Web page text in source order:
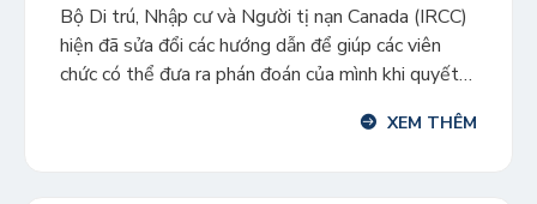
Bộ Di trú, Nhập cư và Người tị nạn Canada (IRCC)
hiện đã sửa đổi các hướng dẫn để giúp các viên
chức có thể đưa ra phán đoán của mình khi quyết
Thị thực nhập cảnh nhiều lần cho phép người sở
XEM THÊM